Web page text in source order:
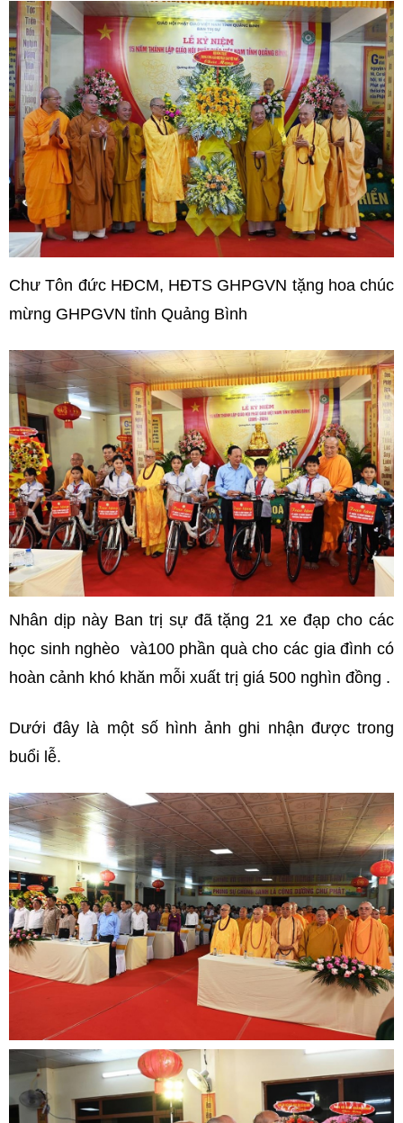
Chư Tôn đức HĐCM, HĐTS GHPGVN tặng hoa chúc
mừng GHPGVN tỉnh Quảng Bình
Nhân dịp này Ban trị sự đã tặng 21 xe đạp cho các
học sinh nghèo và100 phần quà cho các gia đình có
hoàn cảnh khó khăn mỗi xuất trị giá 500 nghìn đồng .
Dưới đây là một số hình ảnh ghi nhận được trong
buổi lễ.